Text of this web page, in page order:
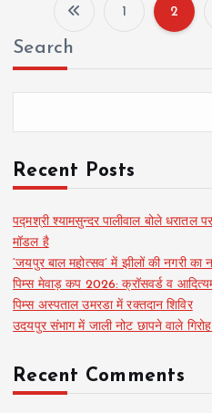
1 2
Search
Recent Posts
पद्मश्री श्यामसुन्दर पालीवाल बोले धरातल
मॉडल है
‘जयपुर बाल महोत्सव’ में झीलों की नगरी का
पिम्स मेवाड़ कप 2026: क्रॉसवर्ड व
पिम्स अस्पताल उमरडा में रक्तदान शिविर
उदयपुर संभाग में जाली नोट छापने वाले
Recent Comments